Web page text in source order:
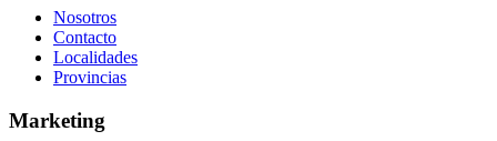
Nosotros
Contacto
Localidades
Provincias
Marketing